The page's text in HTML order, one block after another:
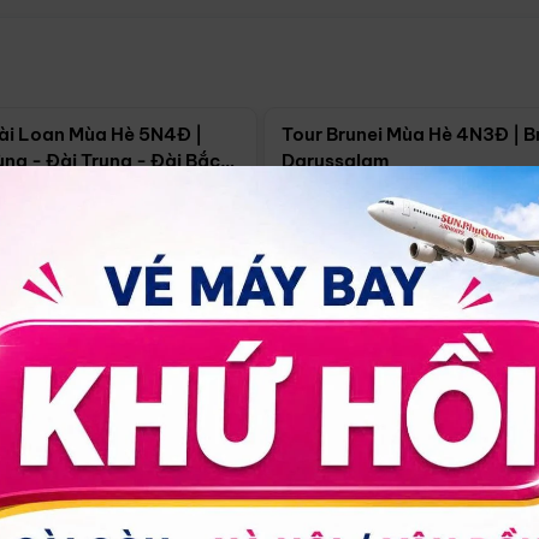
Loan Mùa Hè 5N4Đ |
- Đài Trung - Đài Bắc
18/09
Tour Brunei Mùa Hè 4N3Đ |
Darussalam
Hồ Chí Minh 4N3Đ
30/08 17/09 24/09
14.499.000đ Xem chi